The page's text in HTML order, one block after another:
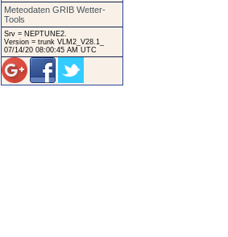
Meteodaten GRIB Wetter-
Tools
Srv = NEPTUNE2.
Version = trunk VLM2_V28.1_
07/14/20 08:00:45 AM UTC